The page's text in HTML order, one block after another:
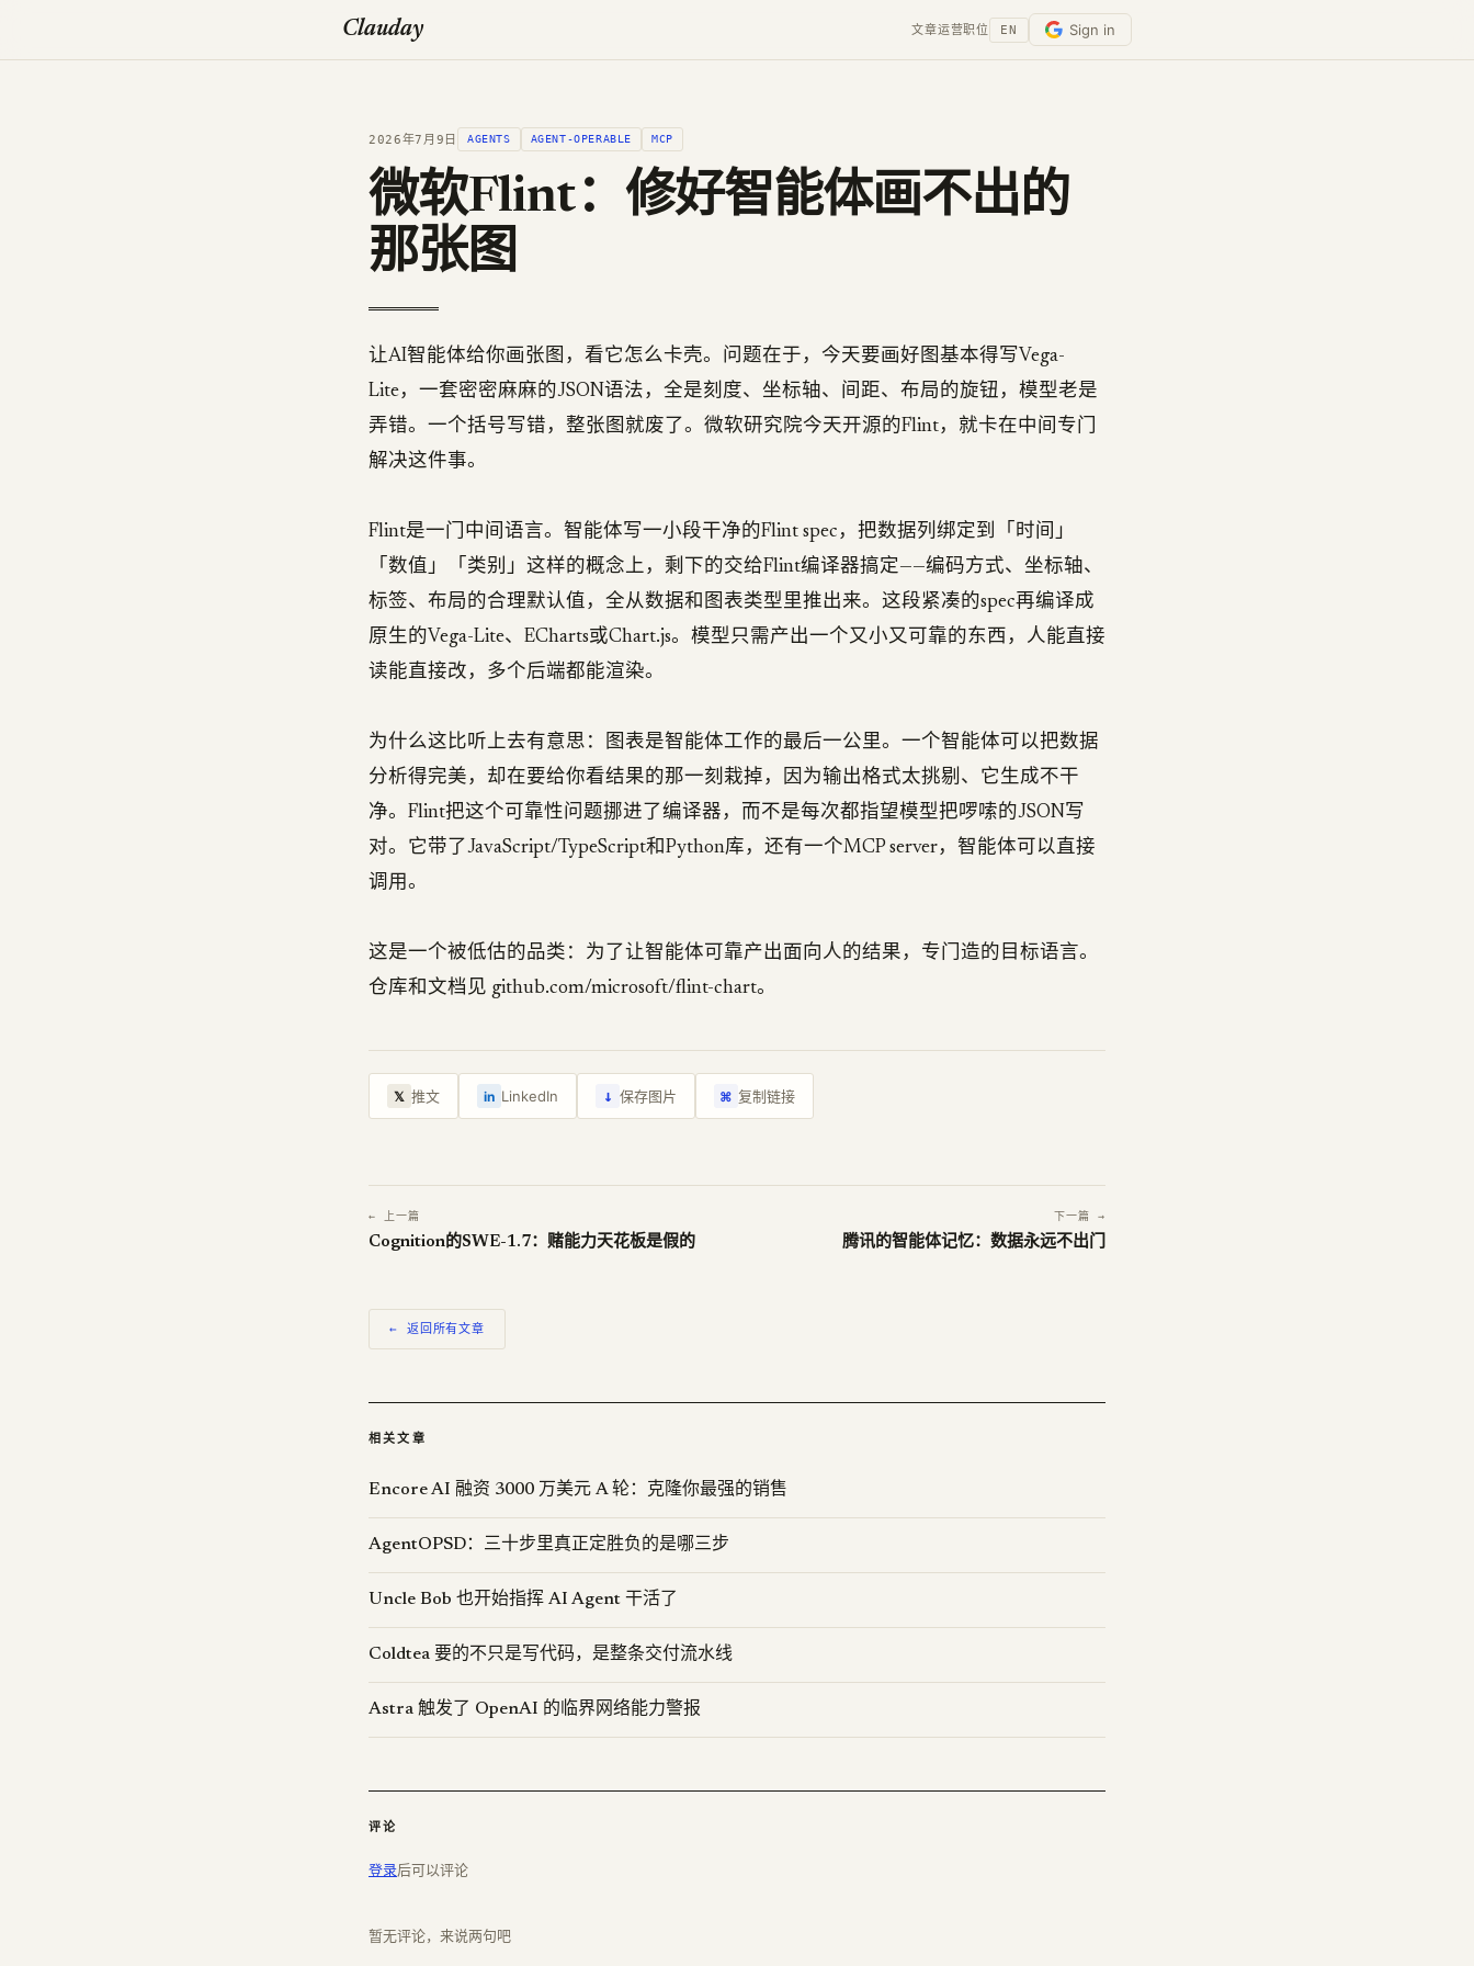
Clauday 文章运营职位 EN Sign in
2026年7月9日 AGENTS AGENT-OPERABLE MCP
微软Flint：修好智能体画不出的
那张图
让AI智能体给你画张图，看它怎么卡壳。问题在于，今天要画好图基本得写Vega-
Lite，一套密密麻麻的JSON语法，全是刻度、坐标轴、间距、布局的旋钮，模型老是
弄错。一个括号写错，整张图就废了。微软研究院今天开源的Flint，就卡在中间专门
解决这件事。
Flint是一门中间语言。智能体写一小段干净的Flint spec，把数据列绑定到「时间」
「数值」「类别」这样的概念上，剩下的交给Flint编译器搞定——编码方式、坐标轴、
标签、布局的合理默认值，全从数据和图表类型里推出来。这段紧凑的spec再编译成
原生的Vega-Lite、ECharts或Chart.js。模型只需产出一个又小又可靠的东西，人能直接
读能直接改，多个后端都能渲染。
为什么这比听上去有意思：图表是智能体工作的最后一公里。一个智能体可以把数据
分析得完美，却在要给你看结果的那一刻栽掉，因为输出格式太挑剔、它生成不干
净。Flint把这个可靠性问题挪进了编译器，而不是每次都指望模型把啰嗦的JSON写
对。它带了JavaScript/TypeScript和Python库，还有一个MCP server，智能体可以直接
调用。
这是一个被低估的品类：为了让智能体可靠产出面向人的结果，专门造的目标语言。
仓库和文档见 github.com/microsoft/flint-chart。
𝕏 推文 in LinkedIn ↓ 保存图片 ⌘ 复制链接
← 上一篇
Cognition的SWE-1.7：赌能力天花板是假的
下一篇 →
腾讯的智能体记忆：数据永远不出门
← 返回所有文章
相关文章
Encore AI 融资 3000 万美元 A 轮：克隆你最强的销售
AgentOPSD：三十步里真正定胜负的是哪三步
Uncle Bob 也开始指挥 AI Agent 干活了
Coldtea 要的不只是写代码，是整条交付流水线
Astra 触发了 OpenAI 的临界网络能力警报
评论
登录后可以评论
暂无评论，来说两句吧